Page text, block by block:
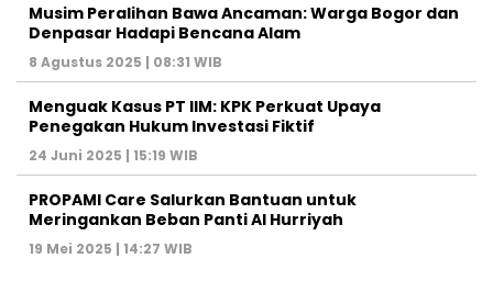
Musim Peralihan Bawa Ancaman: Warga Bogor dan
Denpasar Hadapi Bencana Alam
8 Agustus 2025 | 08:31 WIB
Menguak Kasus PT IIM: KPK Perkuat Upaya
Penegakan Hukum Investasi Fiktif
24 Juni 2025 | 15:19 WIB
PROPAMI Care Salurkan Bantuan untuk
Meringankan Beban Panti Al Hurriyah
19 Mei 2025 | 14:27 WIB